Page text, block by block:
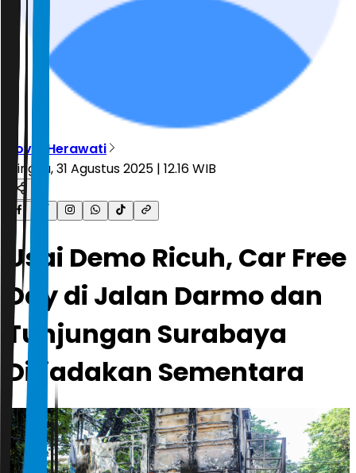
Novia Herawati
Minggu, 31 Agustus 2025 | 12.16 WIB
Usai Demo Ricuh, Car Free
Day di Jalan Darmo dan
Tunjungan Surabaya
Ditiadakan Sementara